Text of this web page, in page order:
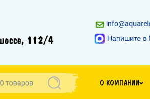
112/4
Напишите в
О КОМПАНИИ